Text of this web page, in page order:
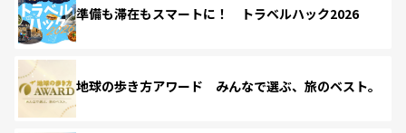
準備も滞在もスマートに！ トラベルハック2026
地球の歩き方アワード みんなで選ぶ、旅のベスト。